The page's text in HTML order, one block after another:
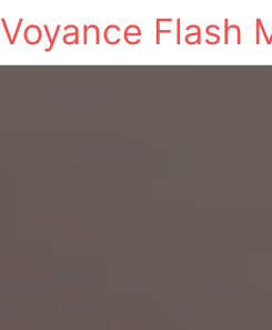
Voyance Flash